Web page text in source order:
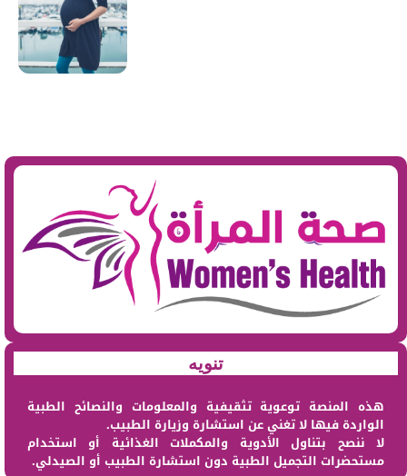
تنويه
هذه المنصة توعوية تثقيفية والمعلومات والنصائح الطبية
الواردة فيها لا تغني عن استشارة وزيارة الطبيب.
لا ننصح بتناول الأدوية والمكملات الغذائية أو استخدام
مستحضرات التجميل الطبية دون استشارة الطبيب أو الصيدلي.